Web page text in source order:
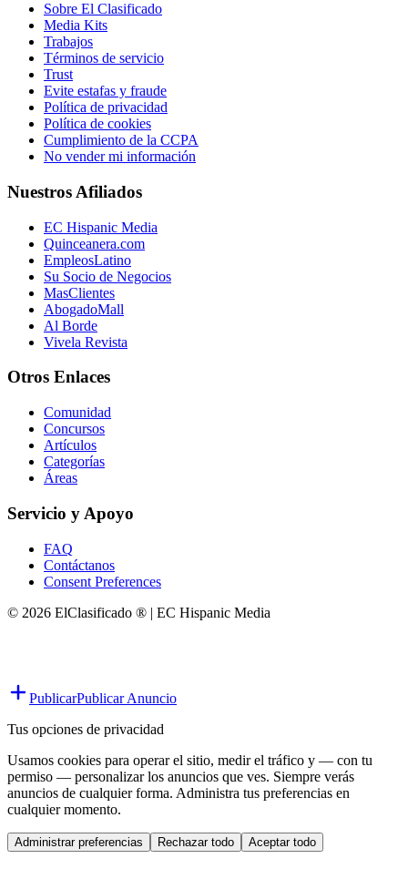
Sobre El Clasificado
Media Kits
Trabajos
Términos de servicio
Trust
Evite estafas y fraude
Política de privacidad
Política de cookies
Cumplimiento de la CCPA
No vender mi información
Nuestros Afiliados
EC Hispanic Media
Quinceanera.com
EmpleosLatino
Su Socio de Negocios
MasClientes
AbogadoMall
Al Borde
Vivela Revista
Otros Enlaces
Comunidad
Concursos
Artículos
Categorías
Áreas
Servicio y Apoyo
FAQ
Contáctanos
Consent Preferences
© 2026 ElClasificado ® | EC Hispanic Media
PublicarPublicar Anuncio
Tus opciones de privacidad
Usamos cookies para operar el sitio, medir el tráfico y — con tu
permiso — personalizar los anuncios que ves. Siempre verás
anuncios de cualquier forma. Administra tus preferencias en
cualquier momento.
Administrar preferencias Rechazar todo Aceptar todo